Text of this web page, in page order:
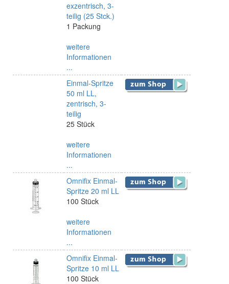
exzentrisch, 3-
teilig (25 Stck.)
1 Packung
weitere
Informationen
...
Einmal-Spritze
50 ml LL,
zentrisch, 3-
teilig
25 Stück
weitere
Informationen
...
Omnifix Einmal-
Spritze 20 ml LL
100 Stück
weitere
Informationen
...
Omnifix Einmal-
Spritze 10 ml LL
100 Stück